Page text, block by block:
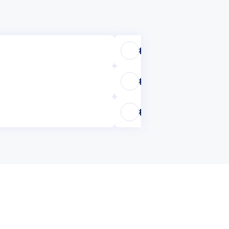
株式会社ベータシステム
株式会社ベリアント
株式会社エムシーエス